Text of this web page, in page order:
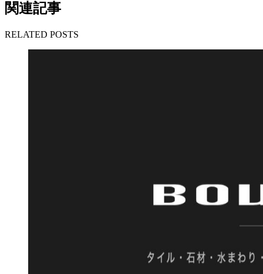
関連記事
RELATED POSTS